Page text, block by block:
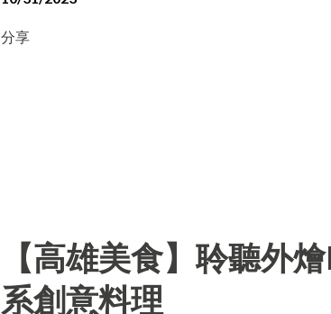
分享
【高雄美食】聆聽外
系創意料理